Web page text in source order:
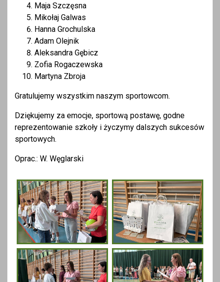
Maja Szczęsna
Mikołaj Galwas
Hanna Grochulska
Adam Olejnik
Aleksandra Gębicz
Zofia Rogaczewska
Martyna Zbroja
Gratulujemy wszystkim naszym sportowcom.
Dziękujemy za emocje, sportową postawę, godne
reprezentowanie szkoły i życzymy dalszych sukcesów
sportowych.
Oprac.: W. Węglarski